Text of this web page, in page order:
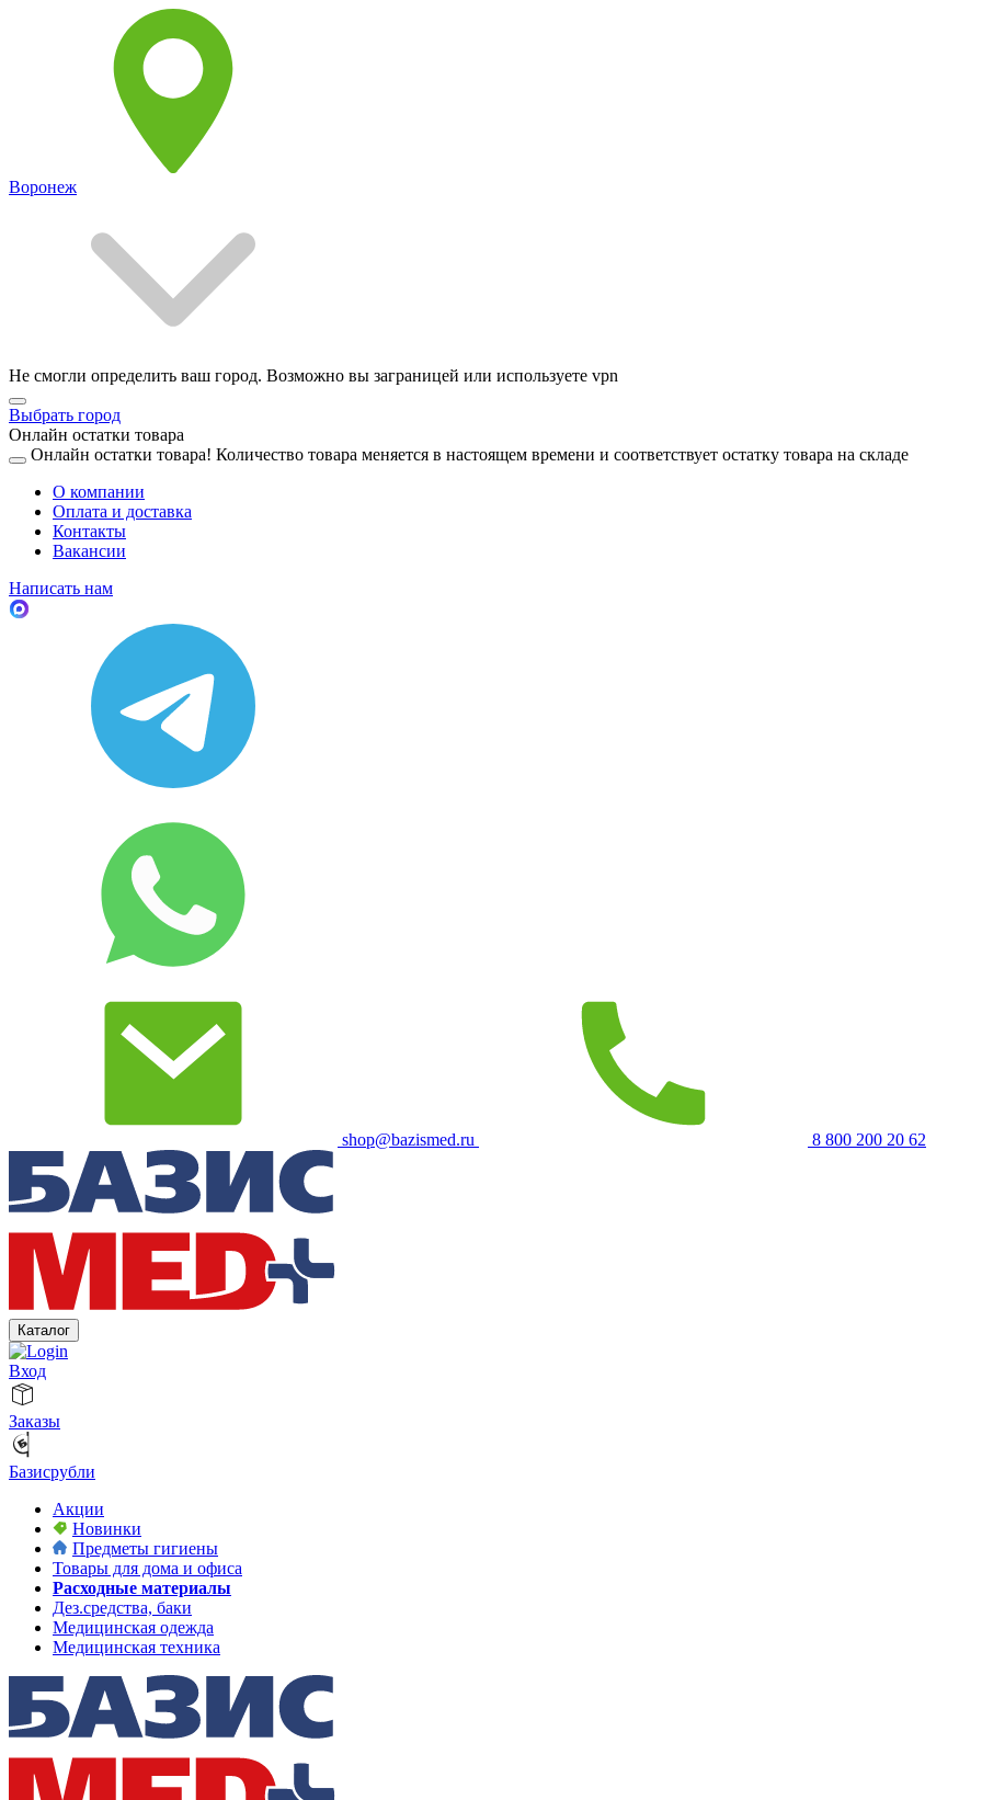
Воронеж
Не смогли определить ваш город. Возможно вы заграницей или используете vpn
Выбрать город
Онлайн остатки товара
Онлайн остатки товара! Количество товара меняется в настоящем времени и соответствует остатку товара на складе
О компании
Оплата и доставка
Контакты
Вакансии
Написать нам
shop@bazismed.ru 8 800 200 20 62
Каталог
Вход
Заказы
Базисрубли
Акции
Новинки
Предметы гигиены
Товары для дома и офиса
Расходные материалы
Дез.средства, баки
Медицинская одежда
Медицинская техника